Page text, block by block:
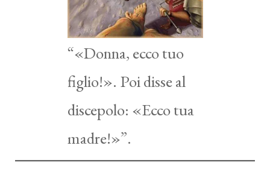
“«Donna, ecco tuo
figlio!». Poi disse al
discepolo: «Ecco tua
madre!»”.